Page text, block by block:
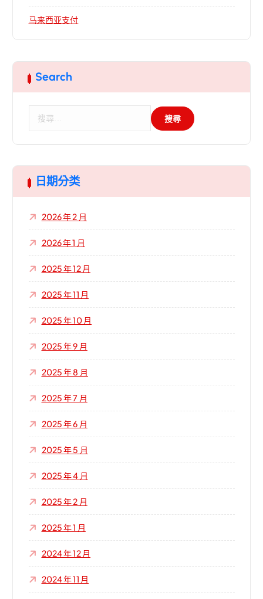
马来西亚支付
Search
字
:
日期分类
2026 年 2 月
2026 年 1 月
2025 年 12 月
2025 年 11 月
2025 年 10 月
2025 年 9 月
2025 年 8 月
2025 年 7 月
2025 年 6 月
2025 年 5 月
2025 年 4 月
2025 年 2 月
2025 年 1 月
2024 年 12 月
2024 年 11 月